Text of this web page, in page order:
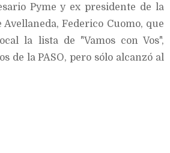
Pyme y ex presidente de la
Federico Cuomo, que
la lista de "Vamos con Vos",
de la PASO, pero sólo alcanzó al